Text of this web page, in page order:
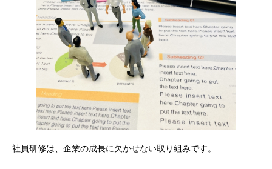
社員研修は、企業の成長に欠かせない取り組みです。